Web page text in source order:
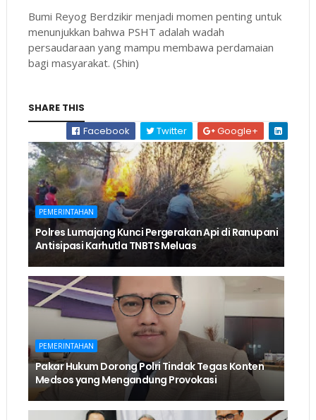
Bumi Reyog Berdzikir menjadi momen penting untuk
menunjukkan bahwa PSHT adalah wadah
persaudaraan yang mampu membawa perdamaian
bagi masyarakat. (Shin)
SHARE THIS
Facebook
Twitter Google+
PEMERINTAHAN
Polres Lumajang Kunci Pergerakan Api di Ranupani
Antisipasi Karhutla TNBTS Meluas
PEMERINTAHAN
Pakar Hukum Dorong Polri Tindak Tegas Konten
Medsos yang Mengandung Provokasi